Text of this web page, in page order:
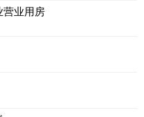
营业用房